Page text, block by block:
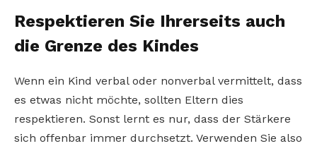
Respektieren Sie Ihrerseits auch
die Grenze des Kindes
Wenn ein Kind verbal oder nonverbal vermittelt, dass
es etwas nicht möchte, sollten Eltern dies
respektieren. Sonst lernt es nur, dass der Stärkere
sich offenbar immer durchsetzt. Verwenden Sie also